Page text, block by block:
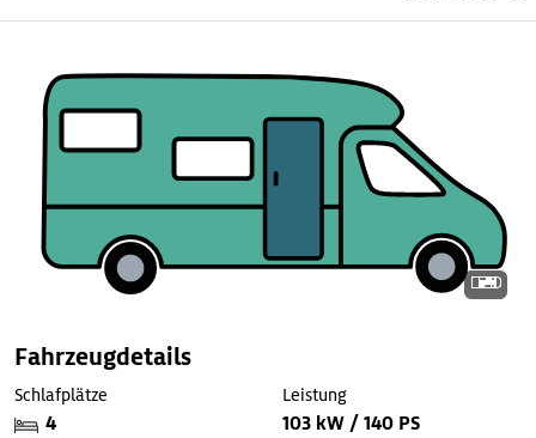
Fahrzeugdetails
Schlafplätze
4
Leistung
103 kW / 140 PS